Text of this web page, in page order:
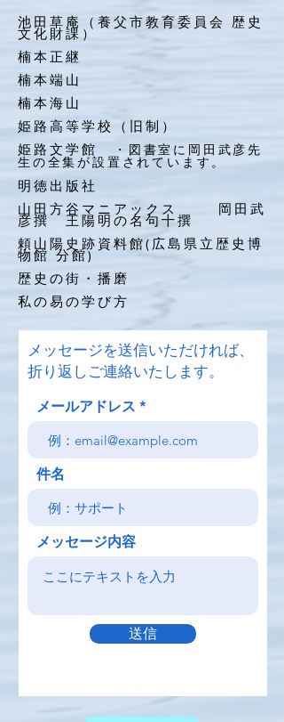
池田草庵（養父市教育委員会 歴史
文化財課）
楠本正継
楠本端山
楠本海山
姫路高等学校（旧制）
姫 路文学館
・図書室に岡田武彦先
生の全集が設置されています。
明徳出版社
山田方谷マニアックス
岡田武
彦撰 王陽明の名句十撰
頼山陽史跡資料館(広島県立歴史博
物館 分館)
歴史の街・播磨
私の易の学び方
メッセージを送信いただければ、
折り返しご連絡いたします。
メールアドレス
件名
メッセージ内容
送信